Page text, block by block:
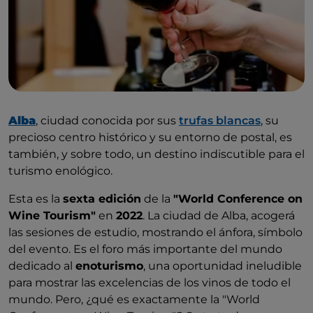
impulso y creatividad al enoturismo de las Langhe,
con propuestas que abren camino a nuevos valores
y estilos, cada vez más orientados hacia los espacios
abiertos y a una experiencia inclusiva entre bodega,
vino, entorno, paisaje, restauración y tiempo libre.
Alba, ciudad conocida por sus trufas blancas, su
precioso centro histórico y su entorno de postal, es
también, y sobre todo, un destino indiscutible para el
turismo enológico.
Esta es la sexta edición de la "World Conference on
Wine Tourism" en 2022. La ciudad de Alba, acogerá
las sesiones de estudio, mostrando el ánfora, símbolo
del evento. Es el foro más importante del mundo
dedicado al enoturismo, una oportunidad ineludible
para mostrar las excelencias de los vinos de todo el
mundo. Pero, ¿qué es exactamente la "World